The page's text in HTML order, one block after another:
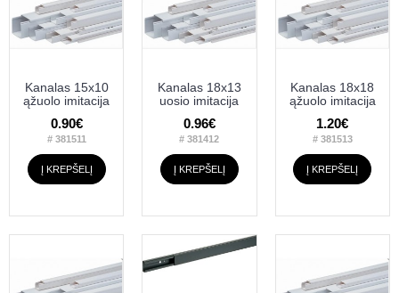
Kanalas 15x10
ąžuolo imitacija
0.90€
# 381511
Į KREPŠELĮ
Kanalas 18x13
uosio imitacija
0.96€
# 381412
Į KREPŠELĮ
Kanalas 18x18
ąžuolo imitacija
1.20€
# 381513
Į KREPŠELĮ